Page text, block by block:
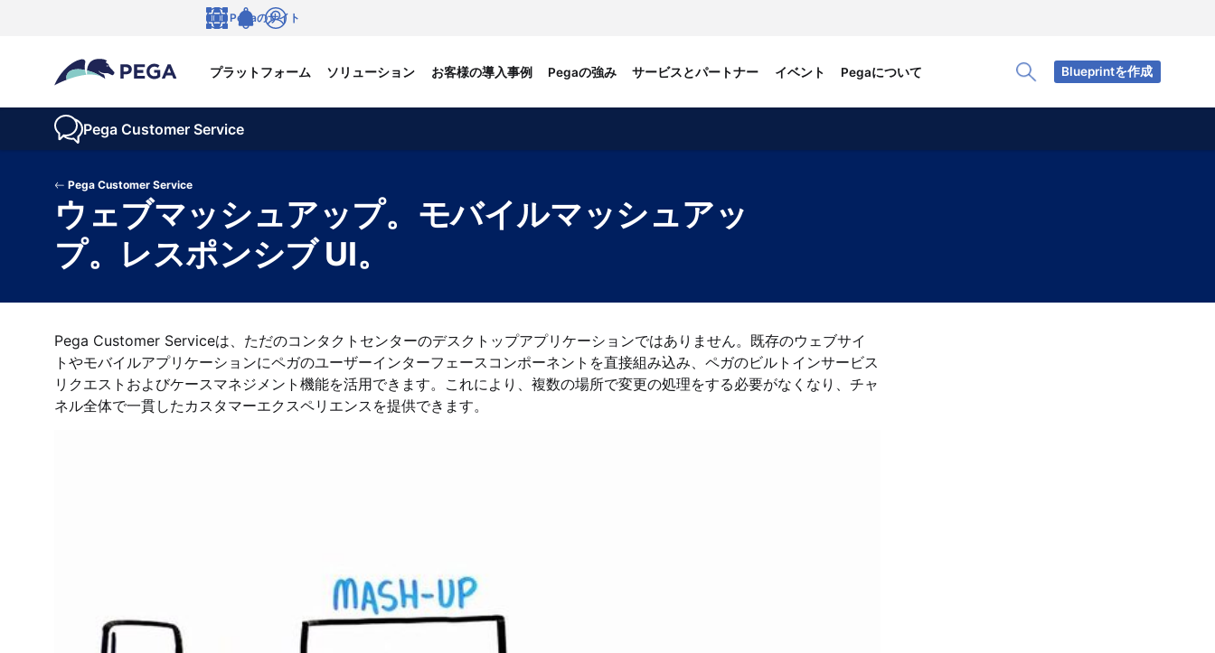
Toggle Search Panel
プラットフォーム ソリューション お客様の導入事例 Pegaの強み サービスとパートナー イベント Pegaについて
Pegaのサイト
Blueprintを作成
Pega Customer Service
Pega Customer Service
ウェブマッシュアップ。モバイルマッシュアッ
プ。レスポンシブ UI。
Pega Customer Serviceは、ただのコンタクトセンターのデスクトップアプリケーションではありません。既存のウェブサイ
トやモバイルアプリケーションにペガのユーザーインターフェースコンポーネントを直接組み込み、ペガのビルトインサービス
リクエストおよびケースマネジメント機能を活用できます。これにより、複数の場所で変更の処理をする必要がなくなり、チャ
ネル全体で一貫したカスタマーエクスペリエンスを提供できます。